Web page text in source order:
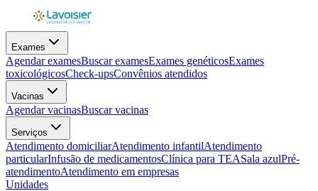
Exames
Agendar examesBuscar examesExames genéticosExames
toxicológicosCheck-upsConvênios atendidos
Vacinas
Agendar vacinasBuscar vacinas
Serviços
Atendimento domiciliarAtendimento infantilAtendimento
particularInfusão de medicamentosClínica para TEASala azulPré-
atendimentoAtendimento em empresas
Unidades